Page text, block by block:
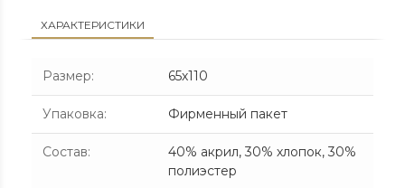
ХАРАКТЕРИСТИКИ
Размер: 65х110
Упаковка: Фирменный пакет
Состав:
40% акрил, 30% хлопок, 30%
полиэстер